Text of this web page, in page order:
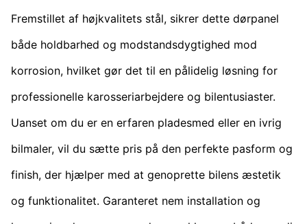
Fremstillet af højkvalitets stål, sikrer dette dørpanel
både holdbarhed og modstandsdygtighed mod
korrosion, hvilket gør det til en pålidelig løsning for
professionelle karosseriarbejdere og bilentusiaster.
Uanset om du er en erfaren pladesmed eller en ivrig
bilmaler, vil du sætte pris på den perfekte pasform og
finish, der hjælper med at genoprette bilens æstetik
og funktionalitet. Garanteret nem installation og